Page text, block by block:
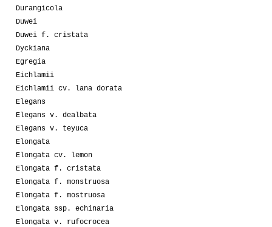
Durangicola
Duwei
Duwei f. cristata
Dyckiana
Egregia
Eichlamii
Eichlamii cv. lana dorata
Elegans
Elegans v. dealbata
Elegans v. teyuca
Elongata
Elongata cv. lemon
Elongata f. cristata
Elongata f. monstruosa
Elongata f. mostruosa
Elongata ssp. echinaria
Elongata v. rufocrocea